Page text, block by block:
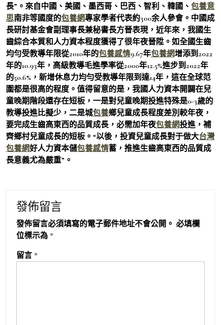
長”。來自中國、美國、墨西哥、巴西、智利、韓國、 包養意
思南非等國度的包養網專家學者代表約300余人參會。中國成
長研討基金會副理事長兼秘書長方晉表現，近年來，我國生
齒綜合本質和人力資本程度獲得了很年夜晉陞。如全國生齒
均勻受教導年限從2010年的包養感情9.67年包養網增添到2022
年的10.93年，高級教導毛進學率從2000年12.5%進步到2022年
的50.6%，新增休息力均勻受教導年限到達14年，這在全球范
圍都是很高的程度。值得留意的是，我國人力資本開闢在兒
童晚期階段還存在短板，一是對兒童晚期投進特殊是0-3歲的
教導投進比擬少，二是城包養鄉兒童成長程度差別較年夜，
要完成生齒高東西的品質成長，必需加年夜包養網投進，補
齊鄉村兒童成長的短板。“以後，投資兒童成長對于做大台灣
包養網好人力資本儲包養感情蓄，推進生齒高東西的品質成
長意義尤為嚴重”。
發佈留言
發佈留言必須填寫的電子郵件地址不會公開。 必填欄
位標示為 *
留言 *